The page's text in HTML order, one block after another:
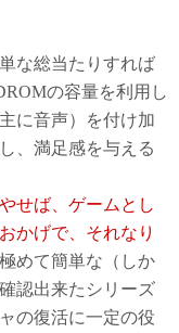
な総当たりすれば
の容量を利用し
に音声）を付け加
、満足感を与える
せば、ゲームとし
かげで、それなり
めて簡単な（しか
認出来たシリーズ
の復活に一定の役